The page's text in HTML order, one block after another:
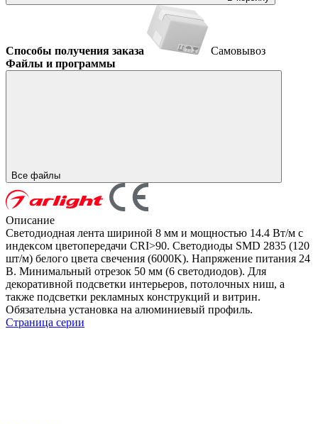
Способы получения заказа
Самовывоз
Файлы и программы
Все файлы
Описание
Светодиодная лента шириной 8 мм и мощностью 14.4 Вт/м с
индексом цветопередачи CRI>90. Светодиоды SMD 2835 (120
шт/м) белого цвета свечения (6000K). Напряжение питания 24
В. Минимальный отрезок 50 мм (6 светодиодов). Для
декоративной подсветки интерьеров, потолочных ниш, а
также подсветки рекламных конструкций и витрин.
Обязательна установка на алюминиевый профиль.
Страница серии